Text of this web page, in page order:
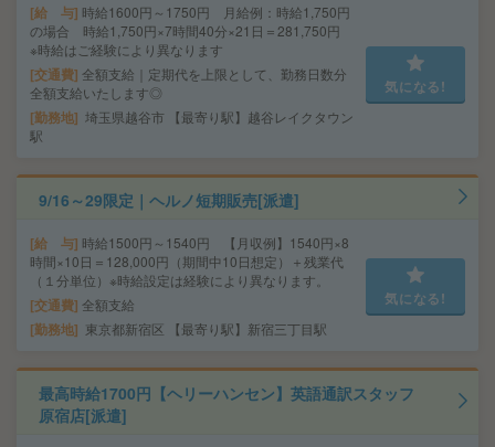
給 与 時給1600円～1750円 月給例：時給1,750円
の場合 時給1,750円×7時間40分×21日＝281,750円
※時給はご経験により異なります
交通費 全額支給｜定期代を上限として、勤務日数分
全額支給いたします◎
勤務地 埼玉県越谷市 【最寄り駅】越谷レイクタウン
駅
気になる!
9/16～29限定｜ヘルノ短期販売[派遣]
給 与 時給1500円～1540円 【月収例】1540円×8
時間×10日＝128,000円（期間中10日想定）＋残業代
（１分単位）※時給設定は経験により異なります。
交通費 全額支給
勤務地 東京都新宿区 【最寄り駅】新宿三丁目駅
気になる!
最高時給1700円【ヘリーハンセン】英語通訳スタッフ
原宿店[派遣]